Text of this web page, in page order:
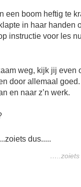
een boom heftig te
in haar
instructie voor les
weg, kijk jij
door allemaal
en naar z’n werk.